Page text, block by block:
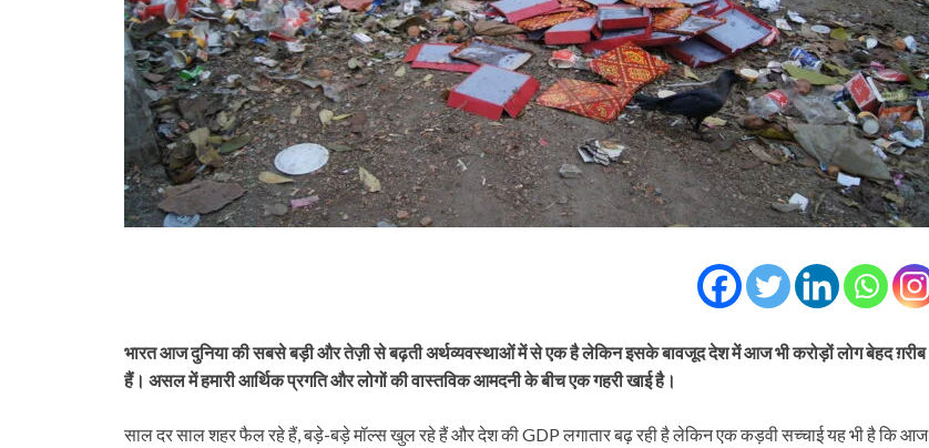
भारत आज दुनिया की सबसे बड़ी और तेज़ी से बढ़ती अर्थव्यवस्थाओं में से एक है लेकिन इसके बावजूद देश में आज भी करोड़ों लोग बेहद ग़रीब
हैं। असल में हमारी आर्थिक प्रगति और लोगों की वास्तविक आमदनी के बीच एक गहरी खाई है।
साल दर साल शहर फैल रहे हैं, बड़े-बड़े मॉल्स खुल रहे हैं और देश की GDP लगातार बढ़ रही है लेकिन एक कड़वी सच्चाई यह भी है कि आज